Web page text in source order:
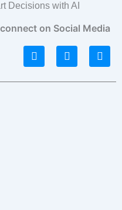
Decisions with AI
on Social Media
L
i
k
I
n
t
F
a
e